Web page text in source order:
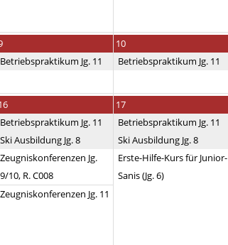
Betriebspraktikum Jg. 11
10
Betriebspraktikum Jg. 11
Betriebspraktikum Jg. 11
Ski Ausbildung Jg. 8
Zeugniskonferenzen Jg.
9/10, R. C008
Zeugniskonferenzen Jg. 11
17
Betriebspraktikum Jg. 11
Ski Ausbildung Jg. 8
Erste-Hilfe-Kurs für Junior-
Sanis (Jg. 6)